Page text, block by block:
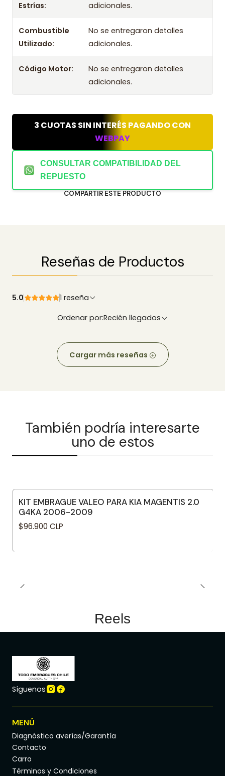
Estrías:
adicionales.
Combustible
Utilizado:
No se entregaron detalles
adicionales.
Código Motor:
No se entregaron detalles
adicionales.
3 CUOTAS SIN INTERÉS PAGANDO CON
WEBPAY
CONSULTAR COMPATIBILIDAD DEL
REPUESTO
COMPARTIR ESTE PRODUCTO
Reseñas de Productos
5.0
1 reseña
Ordenar por:Recién llegados
Cargar más reseñas
También podría interesarte
uno de estos
KIT EMBRAGUE VALEO PARA KIA MAGENTIS 2.0
G4KA 2006-2009
$96.900 CLP
Reels
Síguenos
MENÚ
Diagnóstico averías/Garantía
Contacto
Carro
Términos y Condiciones